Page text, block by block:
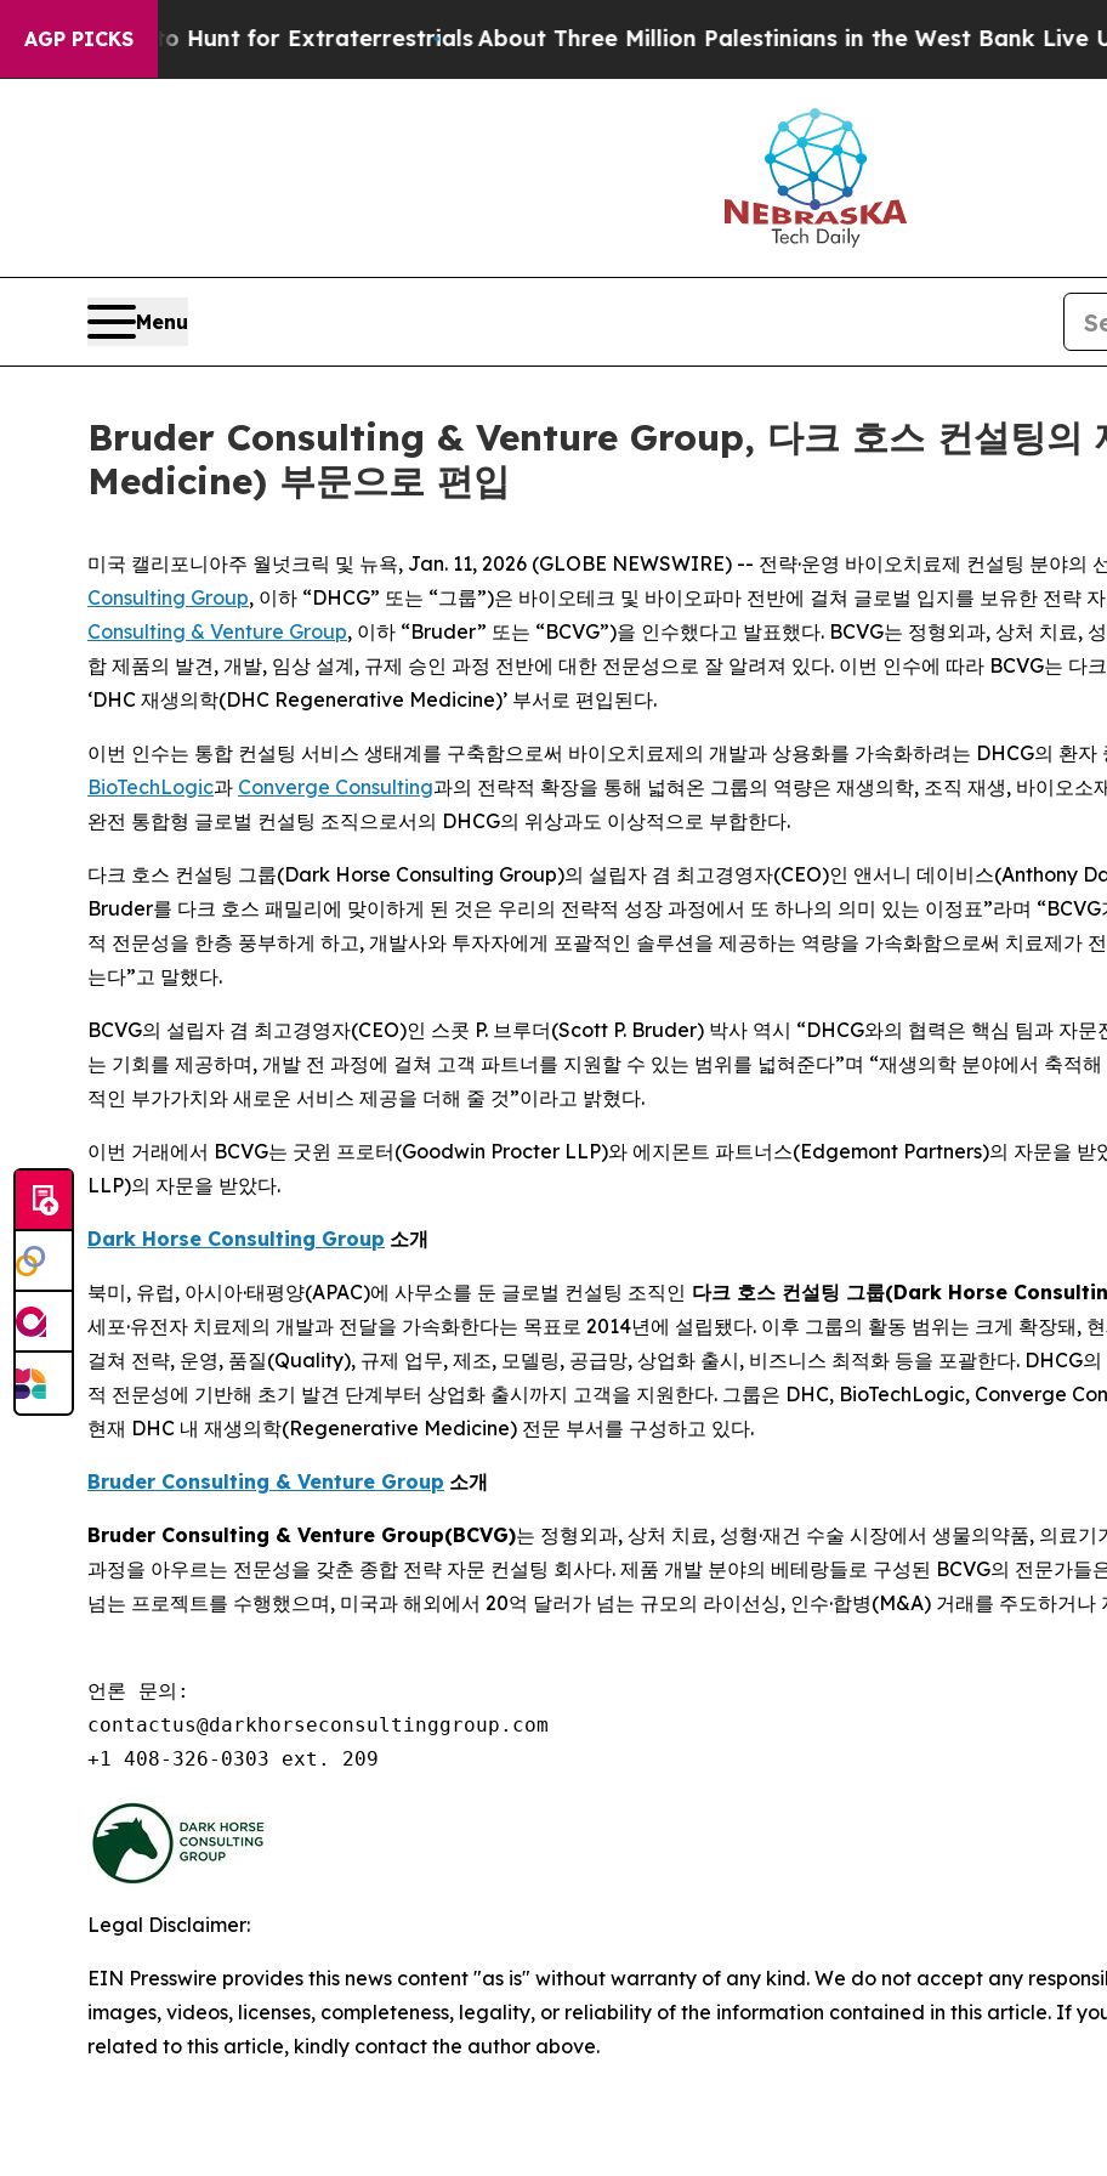
AGP PICKSto Hunt for ExtraterrestrialsAbout Three Million Palestinians in the West Bank Live
Menu
Bruder Consulting & Venture Group, 다크 호스 컨설팅의
Medicine) 부문으로 편입
미국 캘리포니아주 월넛크릭 및 뉴욕, Jan. 11, 2026 (GLOBE NEWSWIRE) -- 전략·운영 바이오치료제 컨설팅 분야의
Consulting Group, 이하 “DHCG” 또는 “그룹”)은 바이오테크 및 바이오파마 전반에 걸쳐 글로벌 입지를 보유한 전략
Consulting & Venture Group, 이하 “Bruder” 또는 “BCVG”)을 인수했다고 발표했다. BCVG는 정형외과, 상처 치료,
합 제품의 발견, 개발, 임상 설계, 규제 승인 과정 전반에 대한 전문성으로 잘 알려져 있다. 이번 인수에 따라 BCVG는
‘DHC 재생의학(DHC Regenerative Medicine)’ 부서로 편입된다.
이번 인수는 통합 컨설팅 서비스 생태계를 구축함으로써 바이오치료제의 개발과 상용화를 가속화하려는 DHCG의 환
BioTechLogic과 Converge Consulting과의 전략적 확장을 통해 넓혀온 그룹의 역량은 재생의학, 조직 재생, 바이오
완전 통합형 글로벌 컨설팅 조직으로서의 DHCG의 위상과도 이상적으로 부합한다.
다크 호스 컨설팅 그룹(Dark Horse Consulting Group)의 설립자 겸 최고경영자(CEO)인 앤서니 데이비스(Anthony
Bruder를 다크 호스 패밀리에 맞이하게 된 것은 우리의 전략적 성장 과정에서 또 하나의 의미 있는 이정표”라며
적 전문성을 한층 풍부하게 하고, 개발사와 투자자에게 포괄적인 솔루션을 제공하는 역량을 가속화함으로써 치료제가
는다”고 말했다.
BCVG의 설립자 겸 최고경영자(CEO)인 스콧 P. 브루더(Scott P. Bruder) 박사 역시 “DHCG와의 협력은 핵심 팀과 자
는 기회를 제공하며, 개발 전 과정에 걸쳐 고객 파트너를 지원할 수 있는 범위를 넓혀준다”며 “재생의학 분야에서 축적
적인 부가가치와 새로운 서비스 제공을 더해 줄 것”이라고 밝혔다.
이번 거래에서 BCVG는 굿윈 프로터(Goodwin Procter LLP)와 에지몬트 파트너스(Edgemont Partners)의 자문을
LLP)의 자문을 받았다.
Dark Horse Consulting Group 소개
북미, 유럽, 아시아·태평양(APAC)에 사무소를 둔 글로벌 컨설팅 조직인 다크 호스 컨설팅 그룹(Dark Horse
세포·유전자 치료제의 개발과 전달을 가속화한다는 목표로 2014년에 설립됐다. 이후 그룹의 활동 범위는 크게 확장돼,
걸쳐 전략, 운영, 품질(Quality), 규제 업무, 제조, 모델링, 공급망, 상업화 출시, 비즈니스 최적화 등을 포괄한다. DHCG의
적 전문성에 기반해 초기 발견 단계부터 상업화 출시까지 고객을 지원한다. 그룹은 DHC, BioTechLogic, Converge
현재 DHC 내 재생의학(Regenerative Medicine) 전문 부서를 구성하고 있다.
Bruder Consulting & Venture Group 소개
Bruder Consulting & Venture Group(BCVG)는 정형외과, 상처 치료, 성형·재건 수술 시장에서 생물의약품, 의료
과정을 아우르는 전문성을 갖춘 종합 전략 자문 컨설팅 회사다. 제품 개발 분야의 베테랑들로 구성된 BCVG의 전문가
넘는 프로젝트를 수행했으며, 미국과 해외에서 20억 달러가 넘는 규모의 라이선싱, 인수·합병(M&A) 거래를 주도하거나
언론 문의:
contactus@darkhorseconsultinggroup.com
+1 408-326-0303 ext. 209
Legal Disclaimer:
EIN Presswire provides this news content "as is" without warranty of any kind. We do not accept any
images, videos, licenses, completeness, legality, or reliability of the information contained in this article. If
related to this article, kindly contact the author above.